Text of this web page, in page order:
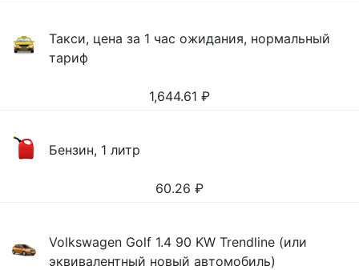
Такси, цена за 1 час ожидания, нормальный
тариф
1,644.61 ₽
Бензин, 1 литр
60.26 ₽
Volkswagen Golf 1.4 90 KW Trendline (или
эквивалентный новый автомобиль)